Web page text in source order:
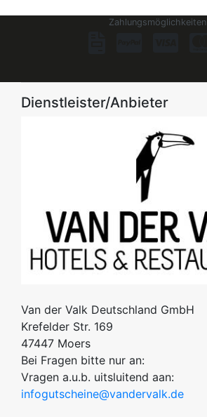
Zahlungsmöglichkeiten
Dienstleister/Anbieter
Van der Valk Deutschland GmbH
Krefelder Str. 169
47447 Moers
Bei Fragen bitte nur an:
Vragen a.u.b. uitsluitend aan:
infogutscheine@vandervalk.de